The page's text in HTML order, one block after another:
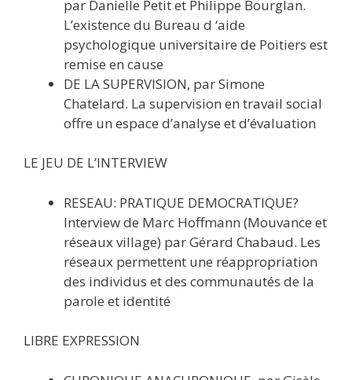
par Danielle Petit et Philippe Bourglan.
L’existence du Bureau d ‘aide
psychologique universitaire de Poitiers est
remise en cause
DE LA SUPERVISION, par Simone
Chatelard. La supervision en travail social
offre un espace d’analyse et d’évaluation
LE JEU DE L’INTERVIEW
RESEAU: PRATIQUE DEMOCRATIQUE?
Interview de Marc Hoffmann (Mouvance et
réseaux village) par Gérard Chabaud. Les
réseaux permettent une réappropriation
des individus et des communautés de la
parole et identité
LIBRE EXPRESSION